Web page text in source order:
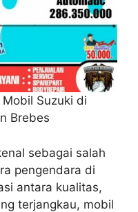
Suzuki di
Brebes
sebagai salah
pengendara di
antara kualitas,
terjangkau, mobil